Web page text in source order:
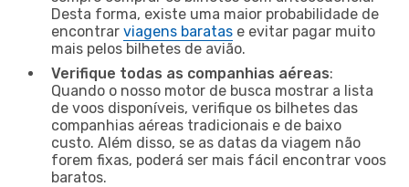
Desta forma, existe uma maior probabilidade de
encontrar viagens baratas e evitar pagar muito
mais pelos bilhetes de avião.
Verifique todas as companhias aéreas:
Quando o nosso motor de busca mostrar a lista
de voos disponíveis, verifique os bilhetes das
companhias aéreas tradicionais e de baixo
custo. Além disso, se as datas da viagem não
forem fixas, poderá ser mais fácil encontrar voos
baratos.